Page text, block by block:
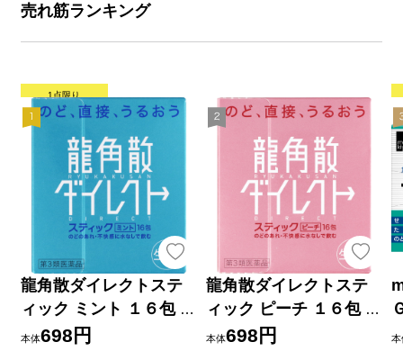
売れ筋ランキング
1点限り
龍角散ダイレクトステ
ィック ミント １６包 龍
角散 【第3類医薬品】
本体698円
龍角散ダイレクトステ
ィック ピーチ １６包 龍
角散 【第3類医薬品】
本体698円
本